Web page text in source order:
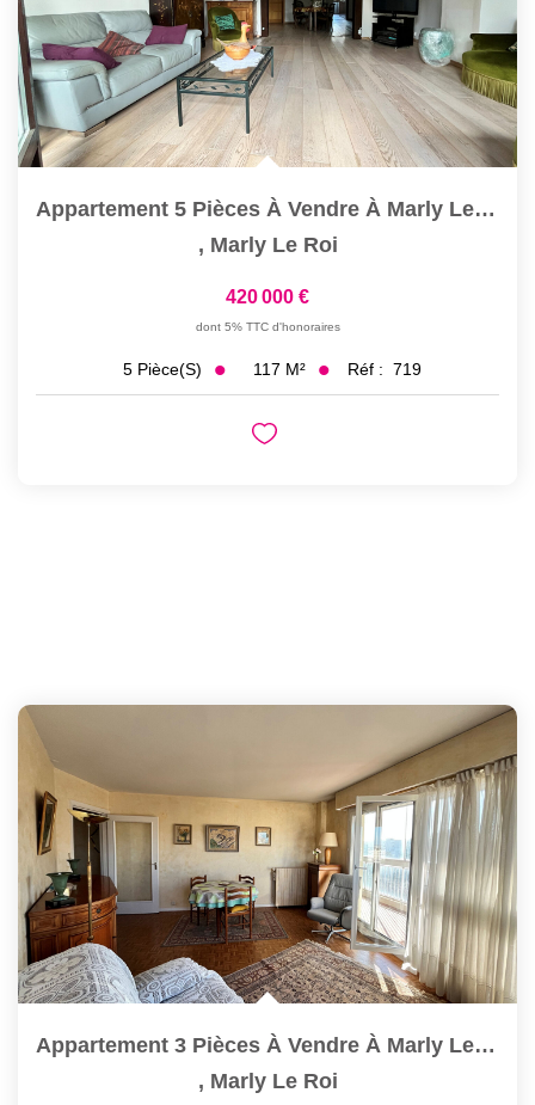
Appartement 5 Pièces À Vendre À Marly Le Roi - Bas De Marly
, Marly Le Roi
420 000 €
dont 5% TTC d'honoraires
5 Pièce(s) 117 M² Réf : 719
Appartement 3 Pièces À Vendre À Marly Le Roi - Centre...
, Marly Le Roi